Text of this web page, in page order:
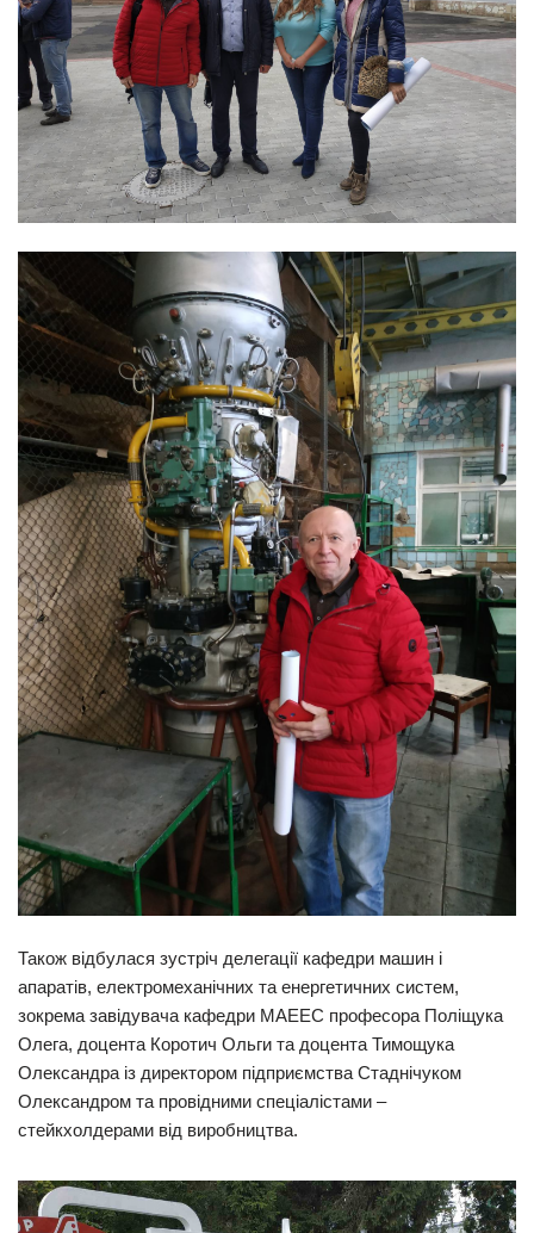
Також відбулася зустріч делегації кафедри машин і
апаратів, електромеханічних та енергетичних систем,
зокрема завідувача кафедри МАЕЕС професора Поліщука
Олега, доцента Коротич Ольги та доцента Тимощука
Олександра із директором підприємства Стаднічуком
Олександром та провідними спеціалістами –
стейкхолдерами від виробництва.